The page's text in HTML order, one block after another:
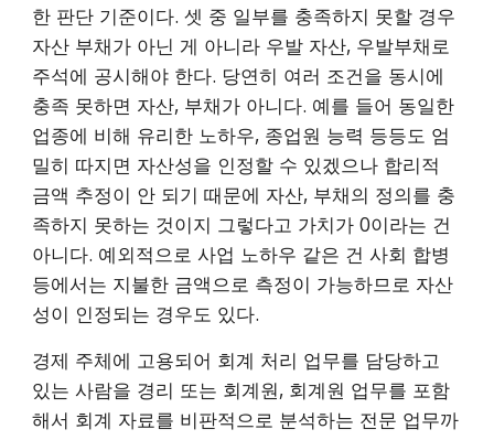
한 판단 기준이다. 셋 중 일부를 충족하지 못할 경우
자산 부채가 아닌 게 아니라 우발 자산, 우발부채로
주석에 공시해야 한다. 당연히 여러 조건을 동시에
충족 못하면 자산, 부채가 아니다. 예를 들어 동일한
업종에 비해 유리한 노하우, 종업원 능력 등등도 엄
밀히 따지면 자산성을 인정할 수 있겠으나 합리적
금액 추정이 안 되기 때문에 자산, 부채의 정의를 충
족하지 못하는 것이지 그렇다고 가치가 0이라는 건
아니다. 예외적으로 사업 노하우 같은 건 사회 합병
등에서는 지불한 금액으로 측정이 가능하므로 자산
성이 인정되는 경우도 있다.
경제 주체에 고용되어 회계 처리 업무를 담당하고
있는 사람을 경리 또는 회계원, 회계원 업무를 포함
해서 회계 자료를 비판적으로 분석하는 전문 업무까